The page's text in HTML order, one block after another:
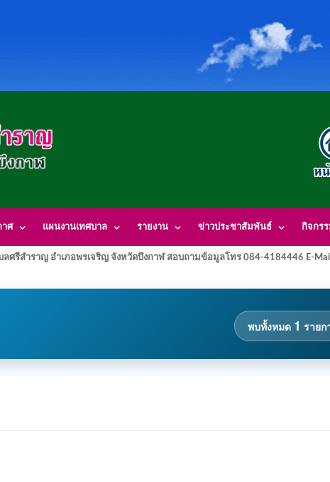
าศ แผนงานเทศบาล รายงาน ข่าวประชาสัมพันธ์ กิจกรร
ลศรีสำราญ อำเภอพรเจริญ จังหวัดบึงกาฬ สอบถามข้อมูลโทร 084-4184446 E-
พบทั้งหมด 1 รายก